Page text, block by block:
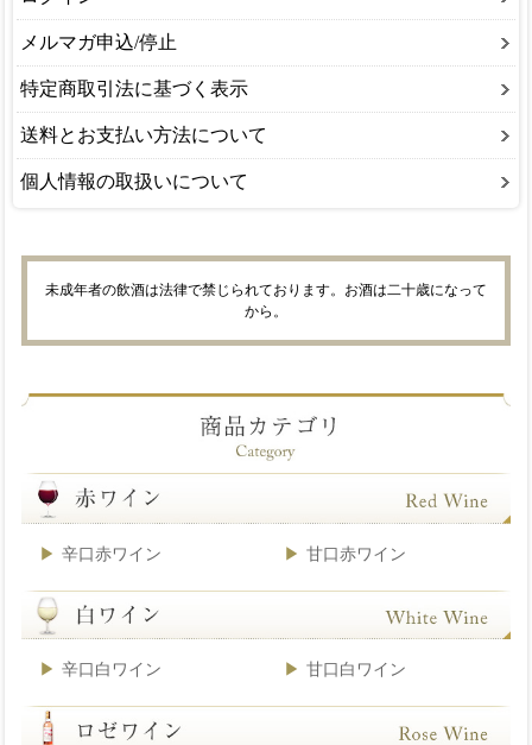
メルマガ申込/停止
特定商取引法に基づく表示
送料とお支払い方法について
個人情報の取扱いについて
未成年者の飲酒は法律で禁じられております。お酒は二十歳になって
から。
辛口赤ワイン 甘口赤ワイン
辛口白ワイン 甘口白ワイン